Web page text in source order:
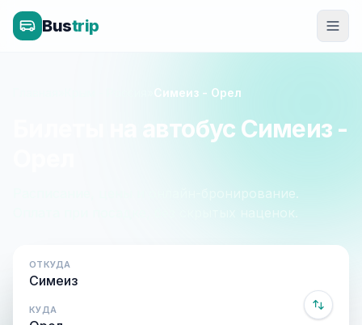
Bustrip
Симеиз - Орел
Билеты на автобус Симеиз -
Расписание, цены и онлайн-бронирование.
Оплата при посадке, без скрытых наценок.
ОТКУДА
КУДА